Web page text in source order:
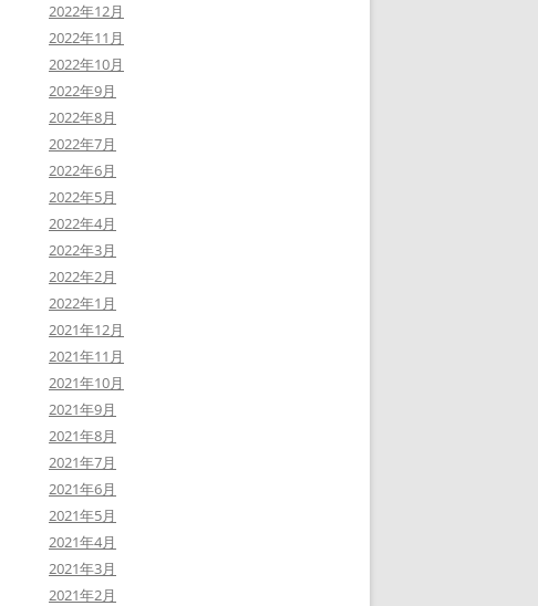
2022年12月
2022年11月
2022年10月
2022年9月
2022年8月
2022年7月
2022年6月
2022年5月
2022年4月
2022年3月
2022年2月
2022年1月
2021年12月
2021年11月
2021年10月
2021年9月
2021年8月
2021年7月
2021年6月
2021年5月
2021年4月
2021年3月
2021年2月